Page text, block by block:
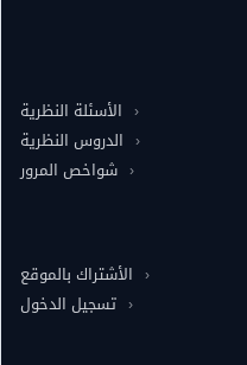
الأسئلة النظرية
الدروس النظرية
شواخص المرور
الأشتراك بالموقع
تسجيل الدخول